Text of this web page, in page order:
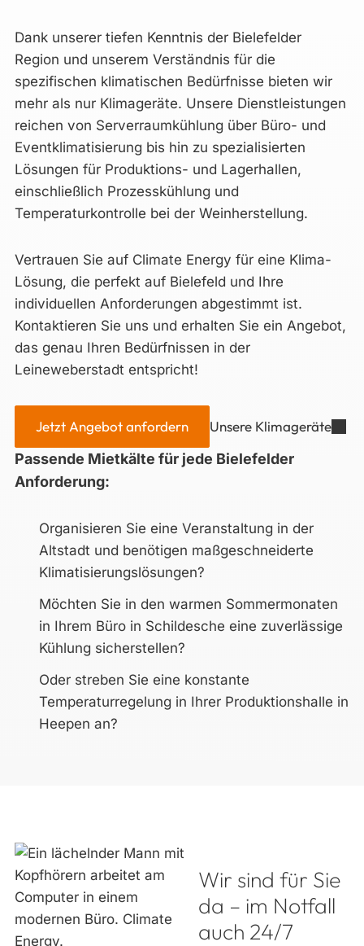
Dank unserer tiefen Kenntnis der Bielefelder
Region und unserem Verständnis für die
spezifischen klimatischen Bedürfnisse bieten wir
mehr als nur Klimageräte. Unsere Dienstleistungen
reichen von Serverraumkühlung über Büro- und
Eventklimatisierung bis hin zu spezialisierten
Lösungen für Produktions- und Lagerhallen,
einschließlich Prozesskühlung und
Temperaturkontrolle bei der Weinherstellung.
Vertrauen Sie auf Climate Energy für eine Klima-
Lösung, die perfekt auf Bielefeld und Ihre
individuellen Anforderungen abgestimmt ist.
Kontaktieren Sie uns und erhalten Sie ein Angebot,
das genau Ihren Bedürfnissen in der
Leineweberstadt entspricht!
Jetzt Angebot anfordern
Unsere Klimageräte
Passende Mietkälte für jede Bielefelder
Anforderung:
Organisieren Sie eine Veranstaltung in der
Altstadt und benötigen maßgeschneiderte
Klimatisierungslösungen?
Möchten Sie in den warmen Sommermonaten
in Ihrem Büro in Schildesche eine zuverlässige
Kühlung sicherstellen?
Oder streben Sie eine konstante
Temperaturregelung in Ihrer Produktionshalle in
Heepen an?
Wir sind für Sie
da – im Notfall
auch 24/7